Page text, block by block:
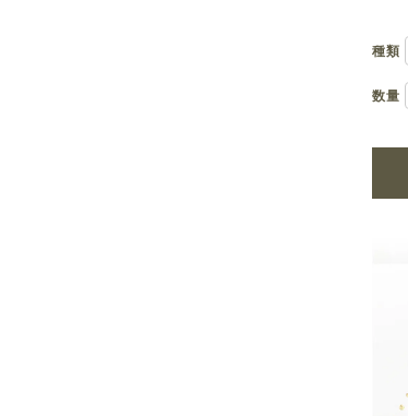
種類
数量